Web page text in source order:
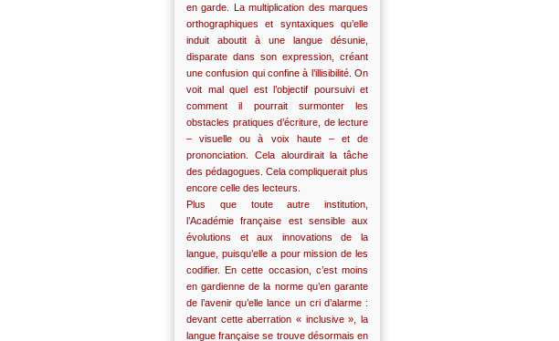
en garde. La multiplication des marques
orthographiques et syntaxiques qu’elle
induit aboutit à une langue désunie,
disparate dans son expression, créant
une confusion qui confine à l’illisibilité. On
voit mal quel est l’objectif poursuivi et
comment il pourrait surmonter les
obstacles pratiques d’écriture, de lecture
– visuelle ou à voix haute – et de
prononciation. Cela alourdirait la tâche
des pédagogues. Cela compliquerait plus
encore celle des lecteurs.
Plus que toute autre institution,
l’Académie française est sensible aux
évolutions et aux innovations de la
langue, puisqu’elle a pour mission de les
codifier. En cette occasion, c’est moins
en gardienne de la norme qu’en garante
de l’avenir qu’elle lance un cri d’alarme :
devant cette aberration « inclusive », la
langue française se trouve désormais en